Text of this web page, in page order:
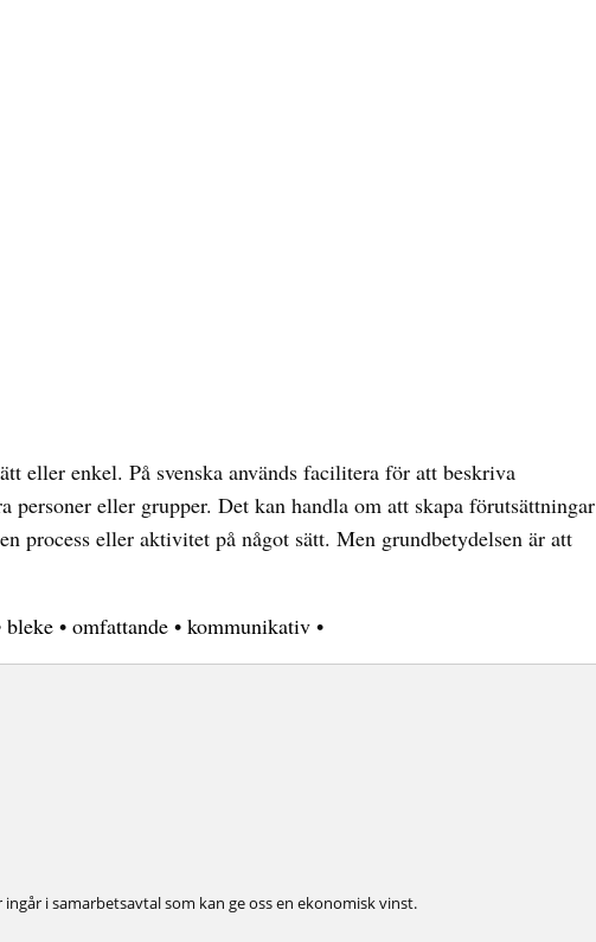
eller enkel. På svenska används facilitera för att beskriva
eller grupper. Det kan handla om att skapa förutsättningar
process eller aktivitet på något sätt. Men grundbetydelsen är att
bleke • omfattande • kommunikativ •
i samarbetsavtal som kan ge oss en ekonomisk vinst.